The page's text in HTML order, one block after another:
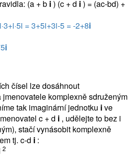
(a + b i) (c + d i) = (ac-bd) +
= 3+5i+3i-5 = -2+8i
i
čísel lze dosáhnout
komplexně sdruženým
tak imaginární jednotku ive
c + d i , udělejte to bez i
stačí vynásobit komplexně
tj. c-d i :
2